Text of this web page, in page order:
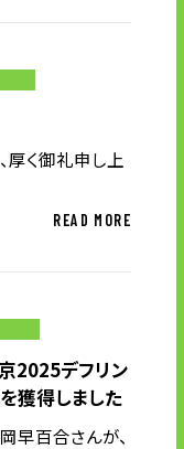
厚く御礼申し上
READ MORE
2025デフリン
獲得しました
早百合さんが、